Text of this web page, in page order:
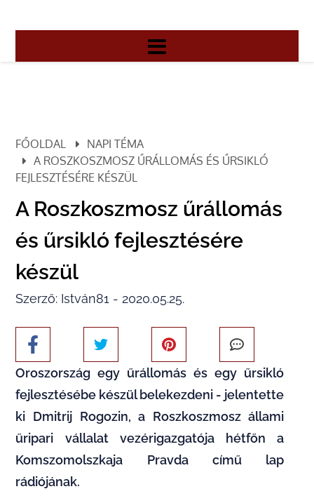
FŐOLDAL
NAPI TÉMA
A ROSZKOSZMOSZ ŰRÁLLOMÁS ÉS ŰRSIKLÓ
FEJLESZTÉSÉRE KÉSZÜL
A Roszkoszmosz űrállomás
és űrsikló fejlesztésére
készül
Szerző: István81 - 2020.05.25.
Oroszország egy űrállomás és egy űrsikló
fejlesztésébe készül belekezdeni - jelentette
ki Dmitrij Rogozin, a Roszkoszmosz állami
űripari vállalat vezérigazgatója hétfőn a
Komszomolszkaja Pravda című lap
rádiójának.